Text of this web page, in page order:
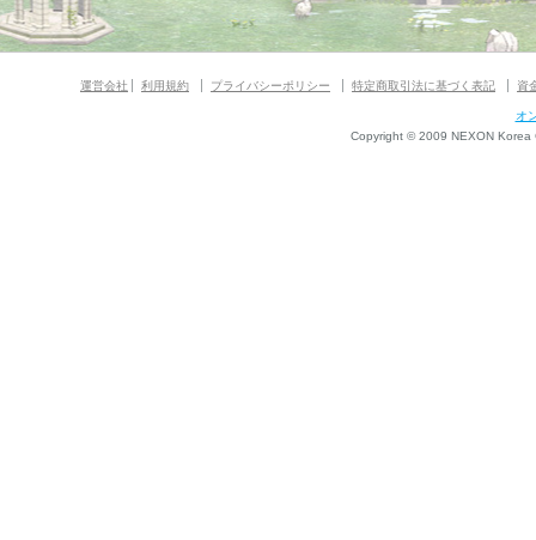
運営会社 利用規約 プライバシーポリシー 特定商取引法に基づく表記 資
オ
Copyright © 2009 NEXON Korea